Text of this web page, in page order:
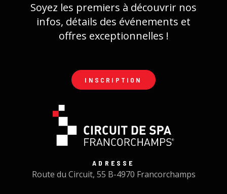
Soyez les premiers à découvrir nos
infos, détails des événements et
offres exceptionnelles !
INSCRIPTION
ADRESSE
Route du Circuit, 55 B-4970 Francorchamps